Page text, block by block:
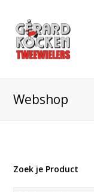
Webshop
Zoek je Product